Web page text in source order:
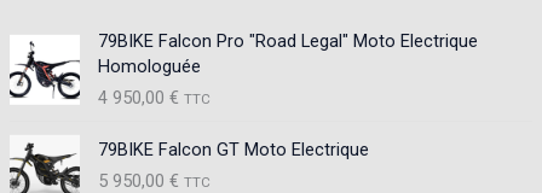
79BIKE Falcon Pro "Road Legal" Moto Electrique
Homologuée
4 950,00 € TTC
79BIKE Falcon GT Moto Electrique
5 950,00 € TTC